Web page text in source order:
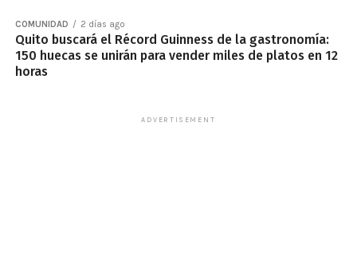
COMUNIDAD 2 días ago
Quito buscará el Récord Guinness de la gastronomía:
150 huecas se unirán para vender miles de platos en 12
horas
ADVERTISEMENT